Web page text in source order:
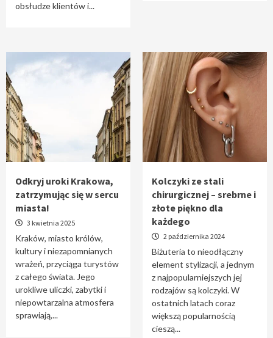
obsłudze klientów i...
Odkryj uroki Krakowa,
zatrzymując się w sercu
miasta!
3 kwietnia 2025
Kraków, miasto królów,
kultury i niezapomnianych
wrażeń, przyciąga turystów
z całego świata. Jego
urokliwe uliczki, zabytki i
niepowtarzalna atmosfera
sprawiają,...
Kolczyki ze stali
chirurgicznej – srebrne i
złote piękno dla
każdego
2 października 2024
Biżuteria to nieodłączny
element stylizacji, a jednym
z najpopularniejszych jej
rodzajów są kolczyki. W
ostatnich latach coraz
większą popularnością
cieszą...